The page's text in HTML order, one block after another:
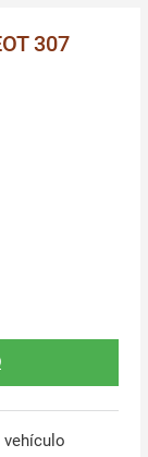
307
vehículo